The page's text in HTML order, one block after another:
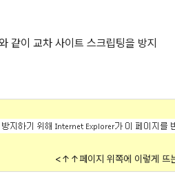
같이 교차 사이트 스크립팅을 방지
<↑↑페이지 위쪽에 이렇게 뜨